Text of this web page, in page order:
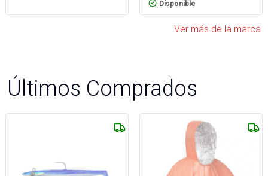
Disponible
Ver más de la marca
Últimos Comprados